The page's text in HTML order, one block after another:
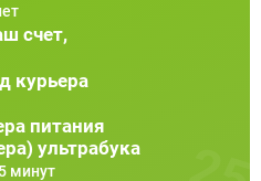
счет,
курьера
питания
ультрабука
минут